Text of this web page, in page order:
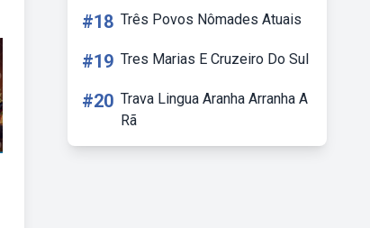
#18 Três Povos Nômades Atuais
#19 Tres Marias E Cruzeiro Do Sul
#20 Trava Lingua Aranha Arranha A
Rã